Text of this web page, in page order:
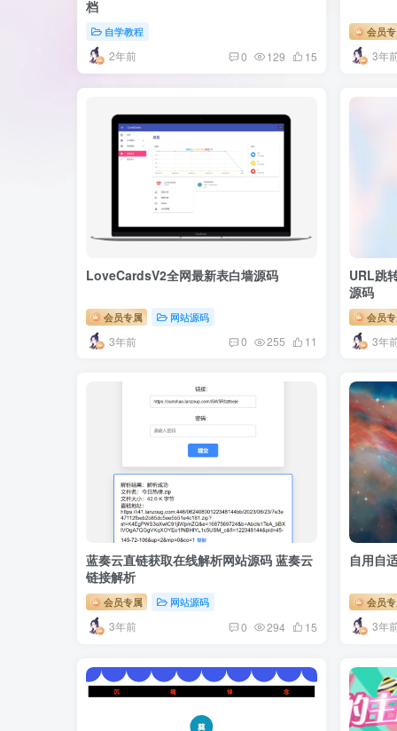
档
自学教程
2年前 0 129 15
会员
3年
LoveCardsV2全网最新表白墙源码
会员专属 网站源码
3年前 0 255 11
URL跳
源码
会员
3年
蓝奏云直链获取在线解析网站源码 蓝奏云
链接解析
会员专属 网站源码
3年前 0 294 15
自用自
会员
3年